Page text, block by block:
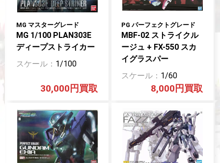
MG マスターグレード
MG 1/100 PLAN303E
ディープストライカー
1/100
30,000円
PG パーフェクトグレード
MBF-02 ストライクル
ージュ + FX-550 スカ
イグラスパー
1/60
8,000円